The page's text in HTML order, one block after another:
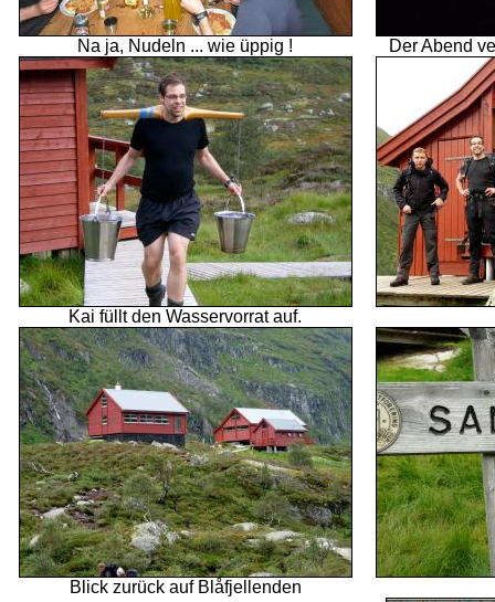
Na ja, Nudeln ... wie üppig ! Der Abend
Kai füllt den Wasservorrat auf.
Blick zurück auf Bl åfjellenden